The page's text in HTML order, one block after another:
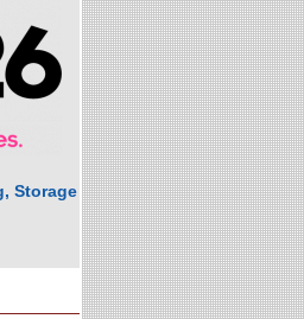
析用ク
株式会
Storage